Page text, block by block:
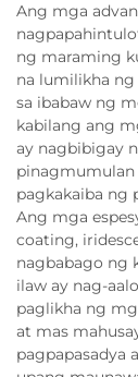
Ang mga
ng maraming
na lumilikha
sa ibabaw ng
kabilang ang
ay nagbibigay
pagkakaiba ng
Ang mga
coating,
nagbabago ng
ilaw ay nag-
paglikha ng
at mas
pagpapasadya